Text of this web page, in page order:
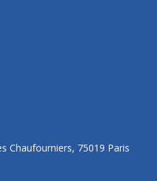
Chaufourniers, 75019 Paris